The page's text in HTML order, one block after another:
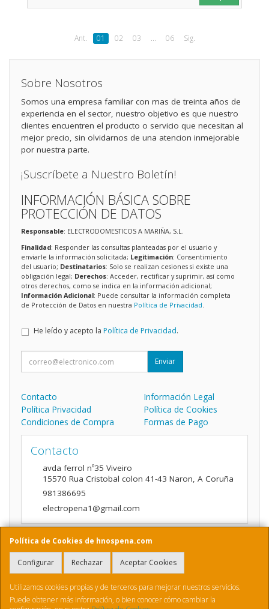
Ant. 01 02 03 ... 06 Sig.
Política de Cookies de hnospena.com
Configurar Rechazar Aceptar Cookies
Utilizamos cookies propias y de terceros para mejorar nuestros servicios.
Puede obtener más información, o bien conocer cómo cambiar la
Sobre Nosotros
Somos una empresa familiar con mas de treinta años de
experiencia en el sector, nuestro objetivo es que nuestro
clientes encuentren el producto o servicio que necesitan al
mejor precio, sin olvidarnos de una atencion inmejorable
por nuestra parte.
¡Suscríbete a Nuestro Boletín!
INFORMACIÓN BÁSICA SOBRE
PROTECCIÓN DE DATOS
Responsable: ELECTRODOMESTICOS A MARIÑA, S.L.
Finalidad: Responder las consultas planteadas por el usuario y
enviarle la información solicitada; Legitimación: Consentimiento
del usuario; Destinatarios: Solo se realizan cesiones si existe una
obligación legal; Derechos: Acceder, rectificar y suprimir, así como
otros derechos, como se indica en la información adicional;
Información Adicional: Puede consultar la información completa
de Protección de Datos en nuestra Política de Privacidad
He leído y acepto la Política de Privacidad.
Enviar
Contacto
Información Legal
Política Privacidad
Política de Cookies
Condiciones de Compra
Formas de Pago
Contacto
avda ferrol nº35 Viveiro
15570 Rua Cristobal colon 41-43 Naron, A Coruña
981386695
electropena1@gmail.com
Horario
9:00 a 14:00 y de 16:00 A 20:00